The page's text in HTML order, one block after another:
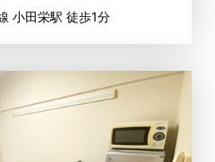
小田栄駅 徒歩1分